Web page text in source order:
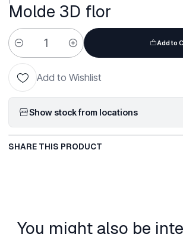
Molde 3D flor
Quantity
Add to
Add to Wishlist
Show stock from locations
SHARE THIS PRODUCT
You might also be